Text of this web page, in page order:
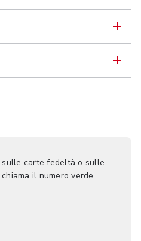
carte fedeltà o sulle
il numero verde.